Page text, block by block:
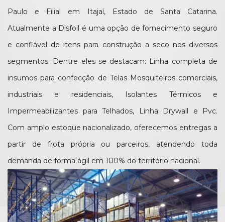
Paulo e Filial em Itajaí, Estado de Santa Catarina.
Atualmente a Disfoil é uma opção de fornecimento seguro
e confiável de itens para construção a seco nos diversos
segmentos. Dentre eles se destacam: Linha completa de
insumos para confecção de Telas Mosquiteiros comerciais,
industriais e residenciais, Isolantes Térmicos e
Impermeabilizantes para Telhados, Linha Drywall e Pvc.
Com amplo estoque nacionalizado, oferecemos entregas a
partir de frota própria ou parceiros, atendendo toda
demanda de forma ágil em 100% do território nacional.